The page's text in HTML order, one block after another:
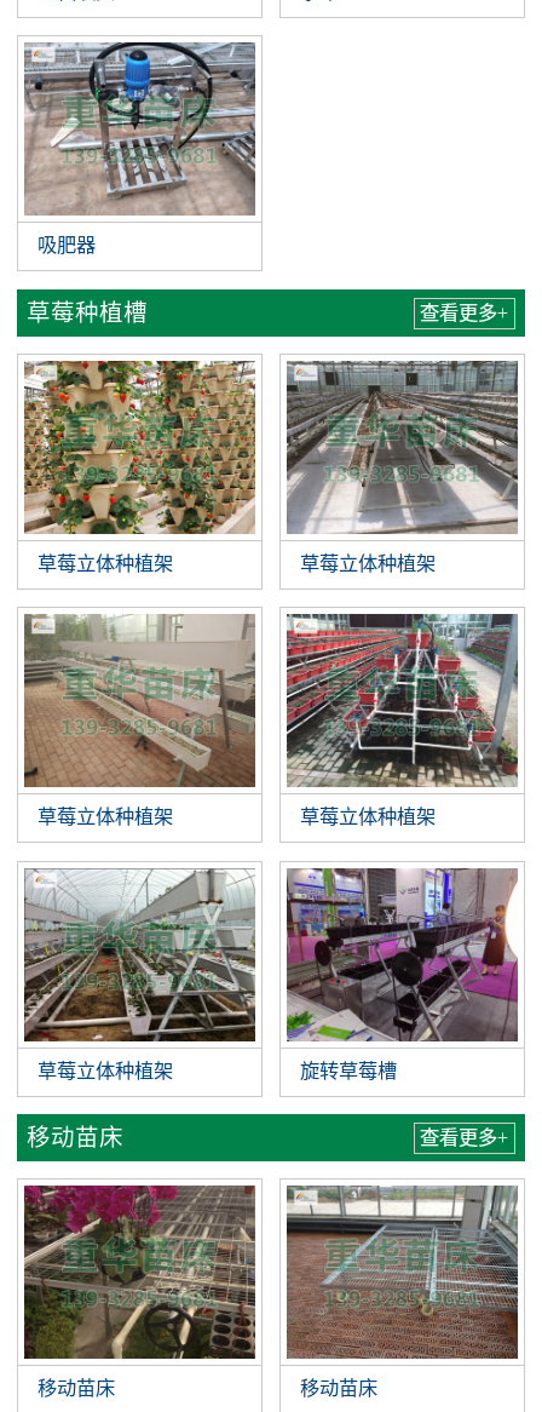
吸肥器
草莓种植槽 查看更多+
草莓立体种植架 草莓立体种植架
草莓立体种植架 草莓立体种植架
草莓立体种植架 旋转草莓槽
移动苗床 查看更多+
移动苗床 移动苗床